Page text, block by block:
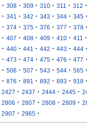
· 308 · 309 · 310 · 311 · 312 ·
· 341 · 342 · 343 · 344 · 345 ·
· 374 · 375 · 376 · 377 · 378 ·
· 407 · 408 · 409 · 410 · 411 ·
· 440 · 441 · 442 · 443 · 444 ·
· 473 · 474 · 475 · 476 · 477 ·
· 506 · 507 · 543 · 544 · 565 ·
· 876 · 891 · 892 · 893 · 918 ·
2427 · 2437 · 2444 · 2445 ·
2806 · 2807 · 2808 · 2809 ·
2907 · 2965 ·